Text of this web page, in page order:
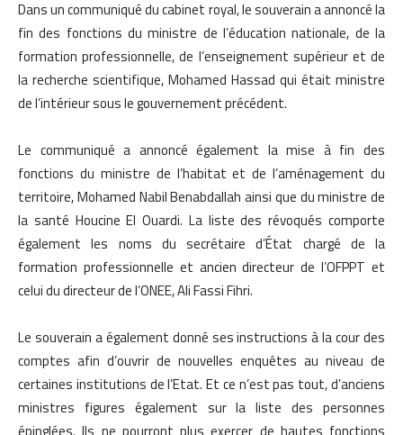
Dans un communiqué du cabinet royal, le souverain a annoncé la
fin des fonctions du ministre de l’éducation nationale, de la
formation professionnelle, de l’enseignement supérieur et de
la recherche scientifique, Mohamed Hassad qui était ministre
de l’intérieur sous le gouvernement précédent.
Le communiqué a annoncé également la mise à fin des
fonctions du ministre de l’habitat et de l’aménagement du
territoire, Mohamed Nabil Benabdallah ainsi que du ministre de
la santé Houcine El Ouardi. La liste des révoqués comporte
également les noms du secrétaire d’État chargé de la
formation professionnelle et ancien directeur de l’OFPPT et
celui du directeur de l’ONEE, Ali Fassi Fihri.
Le souverain a également donné ses instructions à la cour des
comptes afin d’ouvrir de nouvelles enquêtes au niveau de
certaines institutions de l’Etat. Et ce n’est pas tout, d’anciens
ministres figures également sur la liste des personnes